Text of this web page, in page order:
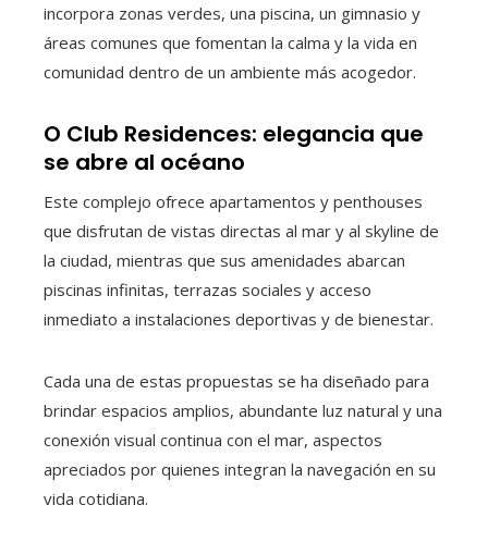
incorpora zonas verdes, una piscina, un gimnasio y
áreas comunes que fomentan la calma y la vida en
comunidad dentro de un ambiente más acogedor.
O Club Residences: elegancia que
se abre al océano
Este complejo ofrece apartamentos y penthouses
que disfrutan de vistas directas al mar y al skyline de
la ciudad, mientras que sus amenidades abarcan
piscinas infinitas, terrazas sociales y acceso
inmediato a instalaciones deportivas y de bienestar.
Cada una de estas propuestas se ha diseñado para
brindar espacios amplios, abundante luz natural y una
conexión visual continua con el mar, aspectos
apreciados por quienes integran la navegación en su
vida cotidiana.